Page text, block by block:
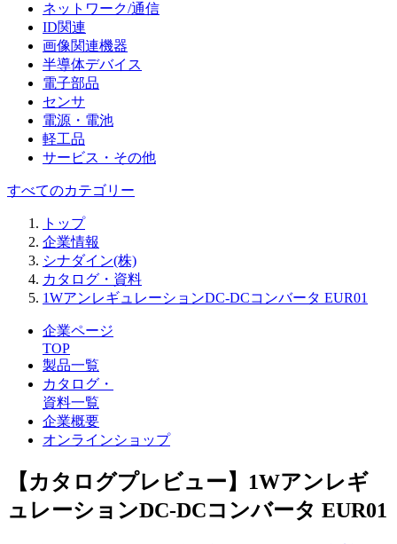
ネットワーク/通信
ID関連
画像関連機器
半導体デバイス
電子部品
センサ
電源・電池
軽工品
サービス・その他
すべてのカテゴリー
トップ
企業情報
シナダイン(株)
カタログ・資料
1WアンレギュレーションDC-DCコンバータ EUR01
企業ページ
TOP
製品一覧
カタログ・
資料一覧
企業概要
オンラインショップ
【カタログプレビュー】1Wアンレギ
ュレーションDC-DCコンバータ EUR01